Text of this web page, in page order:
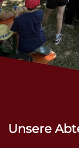
Unsere